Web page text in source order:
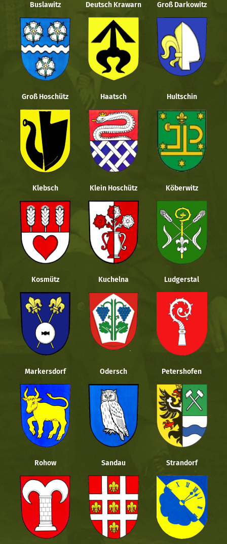
Buslawitz Deutsch Krawarn Groß Darkowitz
Groß Hoschütz Haatsch Hultschin
Klebsch Klein Hoschütz Köberwitz
Kosmütz Kuchelna Ludgerstal
Markersdorf Odersch Petershofen
Rohow Sandau Strandorf